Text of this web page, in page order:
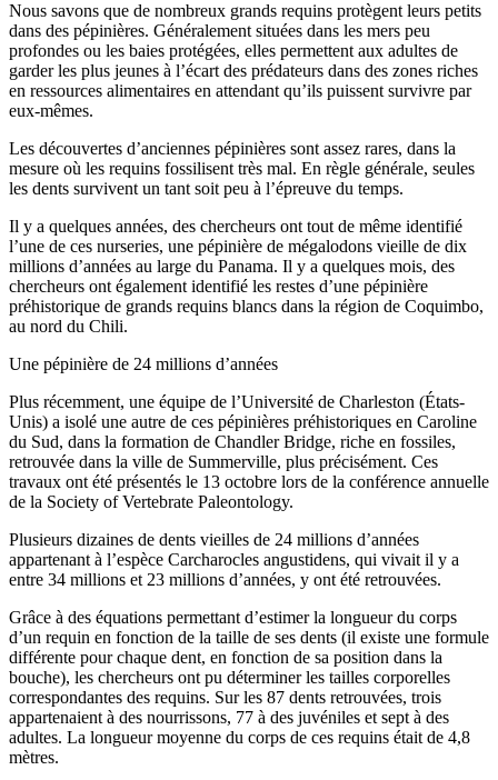
Nous savons que de nombreux grands requins protègent leurs petits
dans des pépinières. Généralement situées dans les mers peu
profondes ou les baies protégées, elles permettent aux adultes de
garder les plus jeunes à l’écart des prédateurs dans des zones riches
en ressources alimentaires en attendant qu’ils puissent survivre par
eux-mêmes.
Les découvertes d’anciennes pépinières sont assez rares, dans la
mesure où les requins fossilisent très mal. En règle générale, seules
les dents survivent un tant soit peu à l’épreuve du temps.
Il y a quelques années, des chercheurs ont tout de même identifié
l’une de ces nurseries, une pépinière de mégalodons vieille de dix
millions d’années au large du Panama. Il y a quelques mois, des
chercheurs ont également identifié les restes d’une pépinière
préhistorique de grands requins blancs dans la région de Coquimbo,
au nord du Chili.
Une pépinière de 24 millions d’années
Plus récemment, une équipe de l’Université de Charleston (États-
Unis) a isolé une autre de ces pépinières préhistoriques en Caroline
du Sud, dans la formation de Chandler Bridge, riche en fossiles,
retrouvée dans la ville de Summerville, plus précisément. Ces
travaux ont été présentés le 13 octobre lors de la conférence annuelle
de la Society of Vertebrate Paleontology.
Plusieurs dizaines de dents vieilles de 24 millions d’années
appartenant à l’espèce Carcharocles angustidens, qui vivait il y a
entre 34 millions et 23 millions d’années, y ont été retrouvées.
Grâce à des équations permettant d’estimer la longueur du corps
d’un requin en fonction de la taille de ses dents (il existe une formule
différente pour chaque dent, en fonction de sa position dans la
bouche), les chercheurs ont pu déterminer les tailles corporelles
correspondantes des requins. Sur les 87 dents retrouvées, trois
appartenaient à des nourrissons, 77 à des juvéniles et sept à des
adultes. La longueur moyenne du corps de ces requins était de 4,8
mètres.